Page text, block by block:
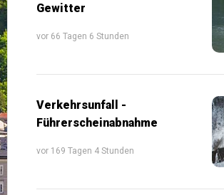
Gewitter
vor 66 Tagen 6 Stunden
Verkehrsunfall -
Führerscheinabnahme
vor 169 Tagen 4 Stunden